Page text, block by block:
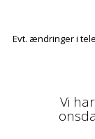
Evt. ændringer i
Vi